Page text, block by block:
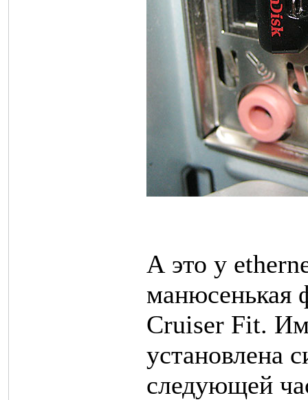
А это у
манюсенькая
Cruiser Fit.
установлена
следующей